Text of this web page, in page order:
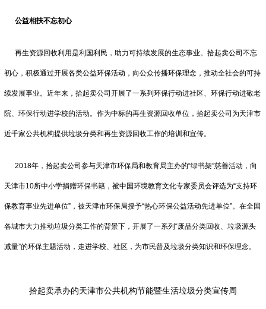
公益相扶不忘初心
再生资源回收利用是利国利民，助力可持续发展的生态事业。拾起卖公司不忘
初心，积极通过开展各类公益环保活动，向公众传播环保理念，推动全社会的可持
续发展事业。近年来，拾起卖公司开展了一系列环保行动进社区、环保行动进敬老
院、环保行动进学校的活动。作为中标的再生资源回收单位，拾起卖公司为天津市
近千家公共机构提供垃圾分类和再生资源回收工作的培训和宣传。
2018年，拾起卖公司参与天津市环保局和教育局主办的“绿书架”慈善活动，向
天津市10所中小学捐赠环保书籍，被中国环境教育文化专家委员会评选为“支持环
保教育事业先进单位”，被天津市环保局授予“热心环保公益活动先进单位”。在全国
各城市大力推动垃圾分类工作的背景下，开展了一系列“废品分类回收、垃圾源头
减量”的环保主题活动，走进学校、社区，为市民普及垃圾分类知识和环保理念。
拾起卖承办的天津市公共机构节能暨生活垃圾分类宣传周